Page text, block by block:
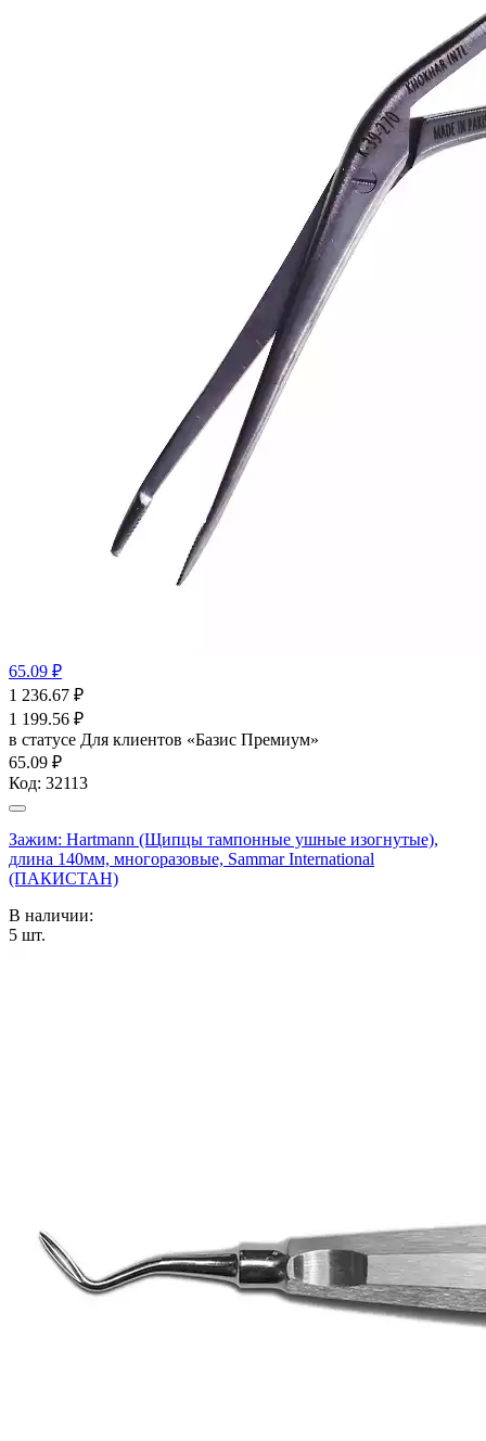
65.09 ₽
1 236.67 ₽
1 199.56 ₽
в статусе Для клиентов «Базис Премиум»
65.09 ₽
Код: 32113
Зажим: Hartmann (Щипцы тампонные ушные изогнутые),
длина 140мм, многоразовые, Sammar International
(ПАКИСТАН)
В наличии:
5 шт.